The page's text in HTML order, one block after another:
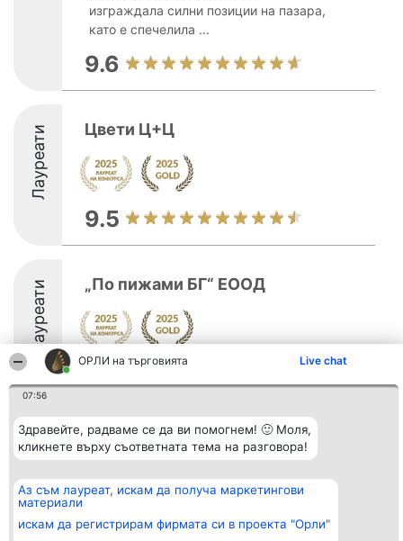
ОРЛИ на търговията Live chat
07:56
Здравейте, радваме се да ви помогнем! 🙂 Моля,
кликнете върху съответната тема на разговора!
Аз съм лауреат, искам да получа маркетингови
материали
искам да регистрирам фирмата си в проекта "Орли"
изграждала силни позиции на пазара,
като е спечелила ...
9.6
Лауреати Цвети Ц+Ц
9.5
Лауреати „По пижами БГ“ ЕООД
9
Организатор на
класиране
Beautiful Company S.R.L.
Sus Nr. 2, Bl. A30, Sc. A, Et.
4, Ap. 13
CUI 36737675
Класация
Победители
Списък на
победители
Политика за
Контакти
Контакти